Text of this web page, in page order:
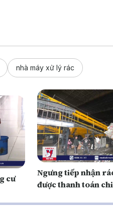
nhà máy xử lý rác
cư
Ngưng tiếp nhận
được thanh toán